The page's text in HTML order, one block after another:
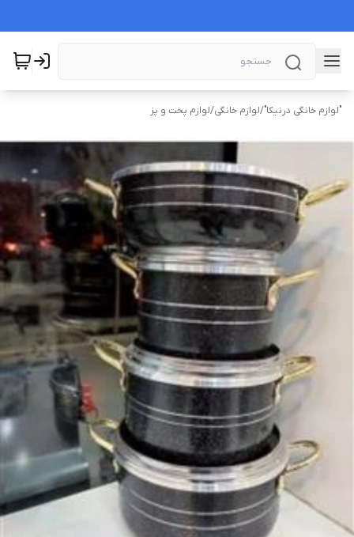
"لوازم خانگی درنیکا"/لوازم خانگی/لوازم پخت و پز